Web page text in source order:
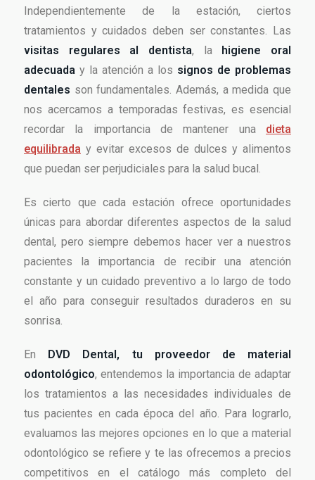
Independientemente de la estación, ciertos
tratamientos y cuidados deben ser constantes. Las
visitas regulares al dentista, la higiene oral
adecuada y la atención a los signos de problemas
dentales son fundamentales. Además, a medida que
nos acercamos a temporadas festivas, es esencial
recordar la importancia de mantener una dieta
equilibrada y evitar excesos de dulces y alimentos
que puedan ser perjudiciales para la salud bucal.
Es cierto que cada estación ofrece oportunidades
únicas para abordar diferentes aspectos de la salud
dental, pero siempre debemos hacer ver a nuestros
pacientes la importancia de recibir una atención
constante y un cuidado preventivo a lo largo de todo
el año para conseguir resultados duraderos en su
sonrisa.
En DVD Dental, tu proveedor de material
odontológico, entendemos la importancia de adaptar
los tratamientos a las necesidades individuales de
tus pacientes en cada época del año. Para lograrlo,
evaluamos las mejores opciones en lo que a material
odontológico se refiere y te las ofrecemos a precios
competitivos en el catálogo más completo del